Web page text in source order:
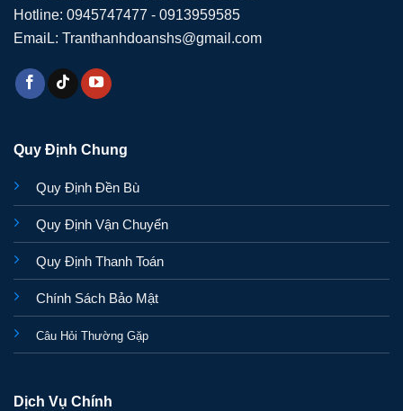
Hotline: 0945747477 - 0913959585
EmaiL: Tranthanhdoanshs@gmail.com
Quy Định Chung
Quy Định Đền Bù
Quy Định Vận Chuyển
Quy Định Thanh Toán
Chính Sách Bảo Mật
Câu Hỏi Thường Gặp
Dịch Vụ Chính